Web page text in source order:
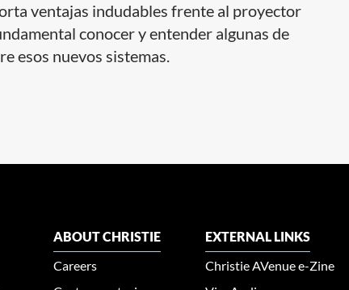
ventajas indudables frente al proyector
conocer y entender algunas de
esos nuevos sistemas.
ABOUT CHRISTIE
Careers
EXTERNAL LINKS
Christie AVenue e-Zine